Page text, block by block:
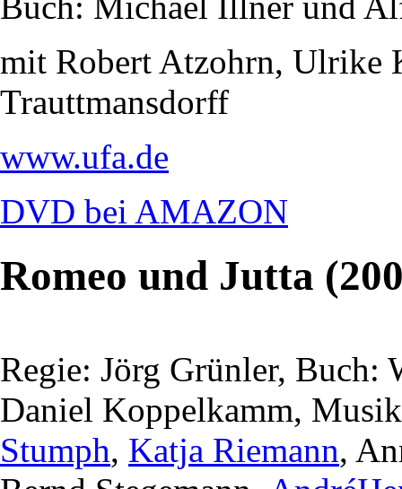
mit Robert Atzohrn, Ulrike
Trauttmansdorff
www.ufa.de
DVD bei AMAZON
Romeo und Jutta
Regie: Jörg Grünler, Buch:
Daniel Koppelkamm,
Stumph, Katja Riemann,